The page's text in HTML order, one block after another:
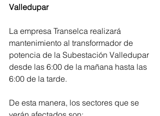
Valledupar
La empresa Transelca realizará
mantenimiento al transformador de
potencia de la Subestación Valledupar
desde las 6:00 de la mañana hasta las
6:00 de la tarde.
De esta manera, los sectores que se